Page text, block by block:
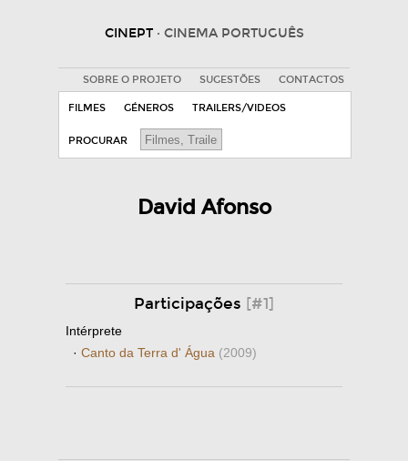
CINEPT · CINEMA PORTUGUÊS
SOBRE O PROJETO SUGESTÕES CONTACTOS
FILMES GÉNEROS TRAILERS/VIDEOS
PROCURAR
David Afonso
Participações [#1]
Intérprete
· Canto da Terra d' Água (2009)